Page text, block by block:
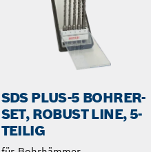
SDS PLUS-5 BOHRER-
SET, ROBUST LINE, 5-
TEILIG